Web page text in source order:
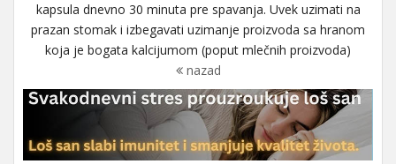
kapsula dnevno 30 minuta pre spavanja. Uvek uzimati na
prazan stomak i izbegavati uzimanje proizvoda sa hranom
koja je bogata kalcijumom (poput mlečnih proizvoda)
nazad